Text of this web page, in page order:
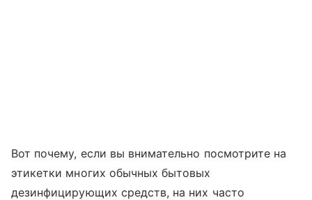
Вот почему, если вы внимательно посмотрите на
этикетки многих обычных бытовых
дезинфицирующих средств, на них часто